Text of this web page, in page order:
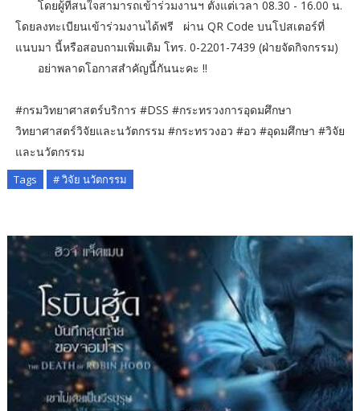
โดยผู้ที่สนใจสามารถเข้าร่วมงานฯ ตั้งแต่เวลา 08.30 - 16.00 น.
โดยลงทะเบียนเข้าร่วมงานได้ฟรี ผ่าน QR Code บนโปสเตอร์ที่
แนบมา นี้หรือสอบถามเพิ่มเติม โทร. 0-2201-7439 (ฝ่ายจัดกิจกรรม)
อย่าพลาดโอกาสสำคัญนี้กันนะคะ !!
#กรมวิทยาศาสตร์บริการ #DSS #กระทรวงการอุดมศึกษา
วิทยาศาสตร์วิจัยและนวัตกรรม #กระทรวงอว #อว #อุดมศึกษา #วิจัย
และนวัตกรรม
Tags # วิจัย นวัตกรรม